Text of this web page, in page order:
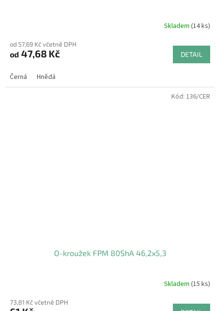
Skladem (14 ks)
od 57,69 Kč včetně DPH
od 47,68 Kč DETAIL
Černá Hnědá
O-kroužek FPM 80ShA 46,2x5,3
Skladem (15 ks)
73,81 Kč včetně DPH
Kód: 136/CER